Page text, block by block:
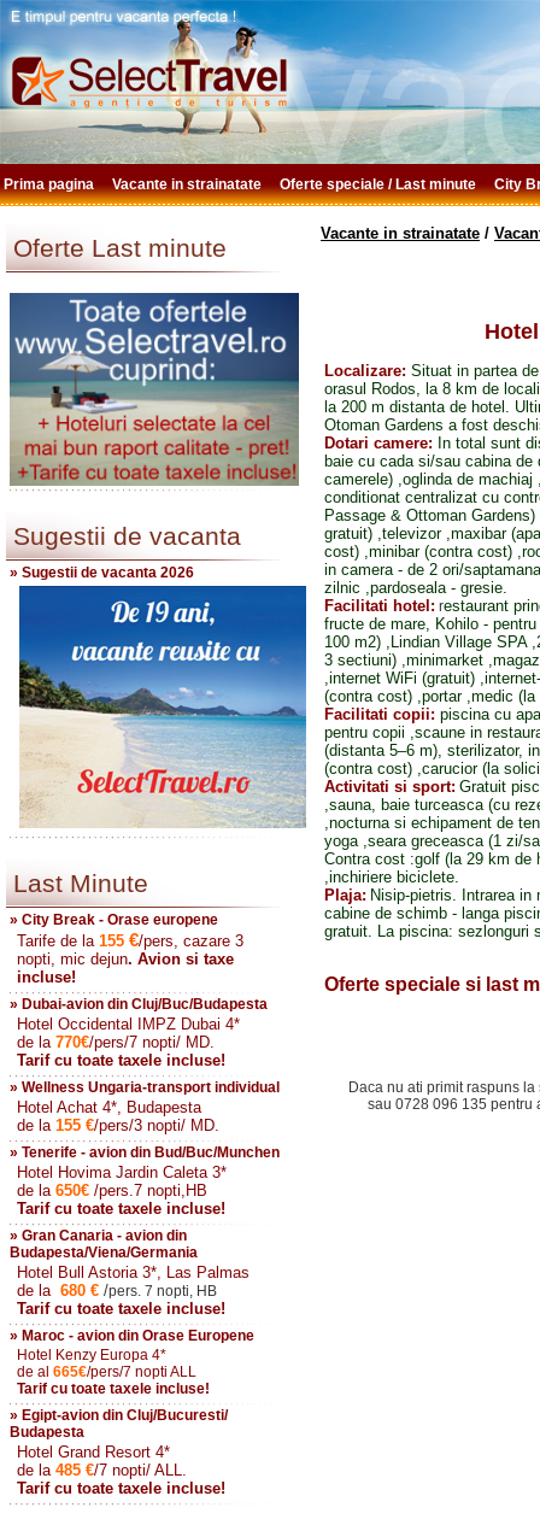
Prima pagina Vacante in strainatate Oferte speciale / Last minute City
Oferte Last minute
Sugestii de vacanta
» Sugestii de vacanta 2026
Last Minute
» City Break - Orase europene
Tarife de la 155 €/pers, cazare 3
nopti, mic dejun. Avion si taxe
incluse!
» Dubai-avion din Cluj/Buc/Budapesta
Hotel Occidental IMPZ Dubai 4*
de la 770€/pers/7 nopti/ MD.
Tarif cu toate taxele incluse!
» Wellness Ungaria-transport individual
Hotel Achat 4*, Budapesta
de la 155 €/pers/3 nopti/ MD.
» Tenerife - avion din Bud/Buc/Munchen
Hotel Hovima Jardin Caleta 3*
de la 650€ /pers.7 nopti,HB
Tarif cu toate taxele incluse!
» Gran Canaria - avion din
Budapesta/Viena/Germania
Hotel Bull Astoria 3*, Las Palmas
de la 680 € /pers. 7 nopti, HB
Tarif cu toate taxele incluse!
» Maroc - avion din Orase Europene
Hotel Kenzy Europa 4*
de al 665€/pers/7 nopti ALL
Tarif cu toate taxele incluse!
» Egipt-avion din Cluj/Bucuresti/
Budapesta
Hotel Grand Resort 4*
de la485 €/7 nopti/ ALL.
Tarif cu toate taxele incluse!
Vacante in strainatate /
Localizare: Situat in partea
orasul Rodos, la 8 km de
la 200 m distanta de hotel.
Otoman Gardens a fost
Dotari camere: In total sunt
baie cu cada si/sau cabina
camerele) ,oglinda de
conditionat centralizat cu
Passage & Ottoman
gratuit) ,televizor ,maxibar
cost) ,minibar (contra cost)
in camera - de 2 ori/
zilnic ,pardoseala - gresie.
Facilitati hotel: restaurant
fructe de mare, Kohilo -
100 m2) ,Lindian Village SPA
3 sectiuni) ,minimarket
,internet WiFi (gratuit)
(contra cost) ,portar ,medic
Facilitati copii: piscina cu
pentru copii ,scaune in
(distanta 5–6 m), sterilizator,
(contra cost) ,carucior (la
Activitati si sport: Gratuit
,sauna, baie turceasca (cu
,nocturna si echipament de
yoga ,seara greceasca (1 zi/
Contra cost :golf (la 29 km de
,inchiriere biciclete.
Plaja: Nisip-pietris. Intrarea
cabine de schimb - langa
gratuit. La piscina: sezlonguri
Oferte speciale si last
Daca nu ati primit raspuns
sau 0728 096 135 pentru